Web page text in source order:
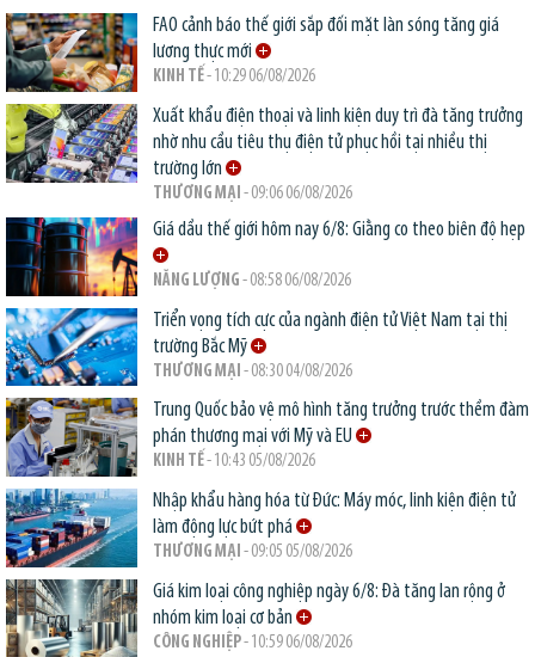
FAO cảnh báo thế giới sắp đối mặt làn sóng tăng giá
lương thực mới
KINH TẾ- 10:29 06/08/2026
Xuất khẩu điện thoại và linh kiện duy trì đà tăng trưởng
nhờ nhu cầu tiêu thụ điện tử phục hồi tại nhiều thị
trường lớn
THƯƠNG MẠI - 09:06 06/08/2026
Giá dầu thế giới hôm nay 6/8: Giằng co theo biên độ hẹp
NĂNG LƯỢNG - 08:58 06/08/2026
Triển vọng tích cực của ngành điện tử Việt Nam tại thị
trường Bắc Mỹ
THƯƠNG MẠI - 08:30 04/08/2026
Trung Quốc bảo vệ mô hình tăng trưởng trước thềm đàm
phán thương mại với Mỹ và EU
KINH TẾ- 10:43 05/08/2026
Nhập khẩu hàng hóa từ Đức: Máy móc, linh kiện điện tử
làm động lực bứt phá
THƯƠNG MẠI - 09:05 05/08/2026
Giá kim loại công nghiệp ngày 6/8: Đà tăng lan rộng ở
nhóm kim loại cơ bản
CÔNG NGHIỆP- 10:59 06/08/2026